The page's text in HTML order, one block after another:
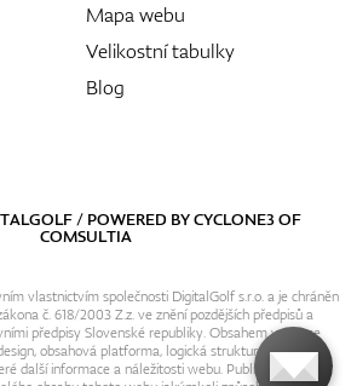
Mapa webu
Velikostní tabulky
Blog
/ POWERED BYCYCLONE3OF
COMSULTIA
vlastnictvím společnosti DigitalGolf s.r.o. a je chráněn
č. 618/2003 Z.z. ve znění pozdějších předpisů a
předpisy Slovenské republiky. Obsahem webu se
obsahová platforma, logická struktura, textový i
další informace a náležitosti webu. Publikování resp.